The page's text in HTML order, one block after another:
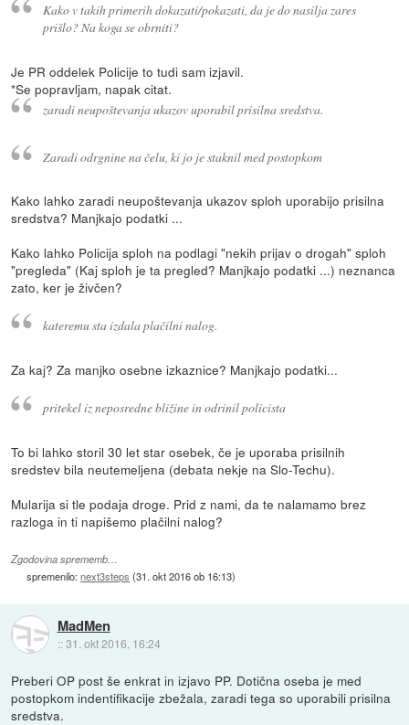
Kako v takih primerih dokazati/pokazati, da je do nasilja zares
prišlo? Na koga se obrniti?
Je PR oddelek Policije to tudi sam izjavil.
*Se popravljam, napak citat.
zaradi neupoštevanja ukazov uporabil prisilna sredstva.
Zaradi odrgnine na čelu, ki jo je staknil med postopkom
Kako lahko zaradi neupoštevanja ukazov sploh uporabijo prisilna
sredstva? Manjkajo podatki ...
Kako lahko Policija sploh na podlagi "nekih prijav o drogah" sploh
"pregleda" (Kaj sploh je ta pregled? Manjkajo podatki ...) neznanca
zato, ker je živčen?
kateremu sta izdala plačilni nalog.
Za kaj? Za manjko osebne izkaznice? Manjkajo podatki...
pritekel iz neposredne bližine in odrinil policista
To bi lahko storil 30 let star osebek, če je uporaba prisilnih
sredstev bila neutemeljena (debata nekje na Slo-Techu).
Mularija si tle podaja droge. Prid z nami, da te nalamamo brez
razloga in ti napišemo plačilni nalog?
Zgodovina sprememb…
spremenilo:next3steps (31. okt 2016 ob 16:13)
MadMen
::31. okt 2016, 16:24
Preberi OP post še enkrat in izjavo PP. Dotična oseba je med
postopkom indentifikacije zbežala, zaradi tega so uporabili prisilna
sredstva.